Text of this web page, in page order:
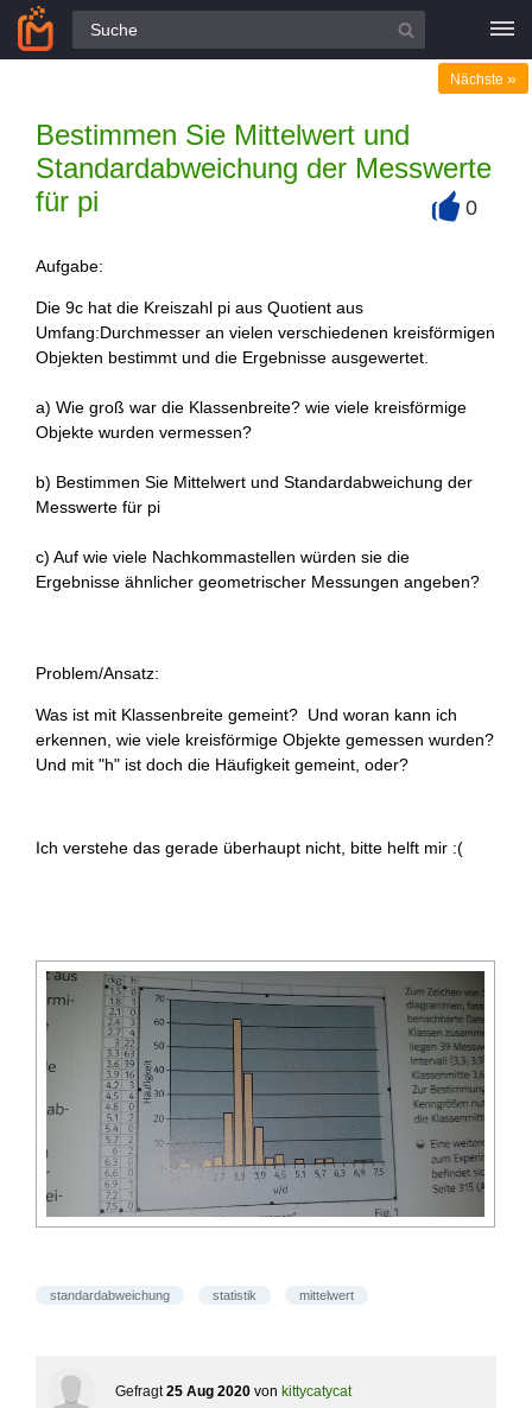
Alle Fragen
Bestimmen Sie Mittelwert und
Standardabweichung der Messwerte
für pi
Nächste »
0
Aufgabe:
Die 9c hat die Kreiszahl pi aus Quotient aus
Umfang:Durchmesser an vielen verschiedenen kreisförmigen
Objekten bestimmt und die Ergebnisse ausgewertet.
a) Wie groß war die Klassenbreite? wie viele kreisförmige
Objekte wurden vermessen?
b) Bestimmen Sie Mittelwert und Standardabweichung der
Messwerte für pi
c) Auf wie viele Nachkommastellen würden sie die
Ergebnisse ähnlicher geometrischer Messungen angeben?
Problem/Ansatz:
Was ist mit Klassenbreite gemeint? Und woran kann ich
erkennen, wie viele kreisförmige Objekte gemessen wurden?
Und mit "h" ist doch die Häufigkeit gemeint, oder?
Ich verstehe das gerade überhaupt nicht, bitte helft mir :(
standardabweichung statistik mittelwert
Gefragt 25 Aug 2020 von kittycatycat